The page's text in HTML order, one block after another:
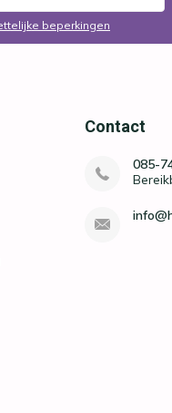
beperkingen
Contact
085-